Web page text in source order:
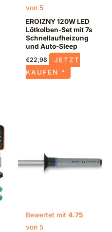
von 5
EROIZNY 120W LED
Lötkolben-Set mit 7s
Schnellaufheizung
und Auto-Sleep
€22,98
JETZT
KAUFEN *
Bewertet mit 4.75
von 5